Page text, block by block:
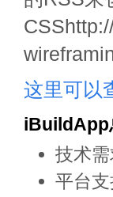
这里可以
iBuildApp
技术
平台